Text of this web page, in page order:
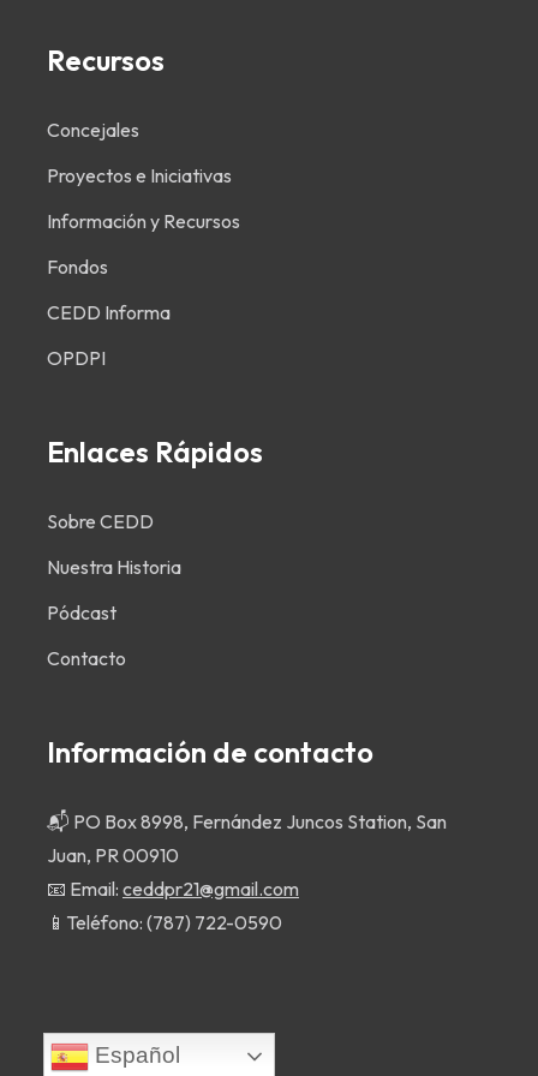
Español
Recursos
Concejales
Proyectos e Iniciativas
Información y Recursos
Fondos
CEDD Informa
OPDPI
Enlaces Rápidos
Sobre CEDD
Nuestra Historia
Pódcast
Contacto
Información de contacto
📬 PO Box 8998, Fernández Juncos Station, San
Juan, PR 00910
📧 Email: ceddpr21@gmail.com
📱Teléfono: (787) 722-0590